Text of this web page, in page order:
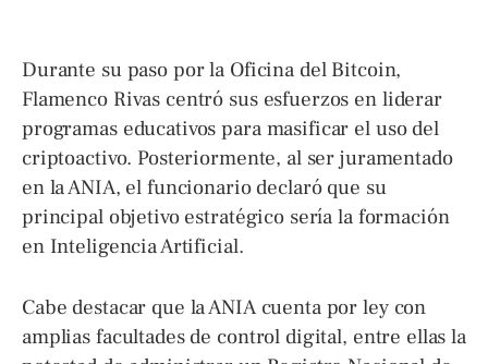
Durante su paso por la Oficina del Bitcoin,
Flamenco Rivas centró sus esfuerzos en liderar
programas educativos para masificar el uso del
criptoactivo. Posteriormente, al ser juramentado
en la ANIA, el funcionario declaró que su
principal objetivo estratégico sería la formación
en Inteligencia Artificial.
Cabe destacar que la ANIA cuenta por ley con
amplias facultades de control digital, entre ellas la